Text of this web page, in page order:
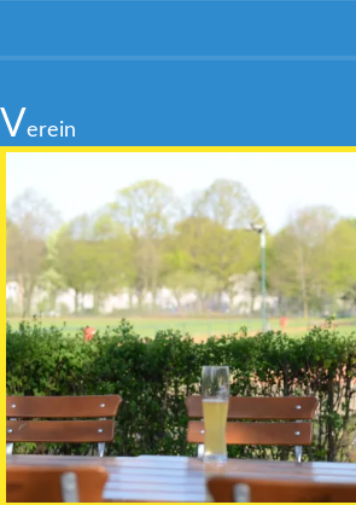
Verein